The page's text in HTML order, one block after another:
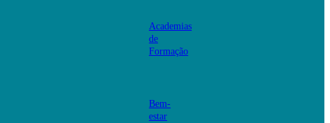
Academias
de
Formação
Bem-
estar